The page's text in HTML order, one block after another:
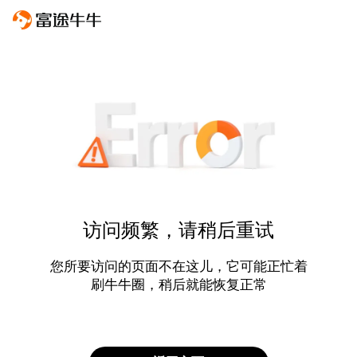
访问频繁，请稍后重试
您所要访问的页面不在这儿，它可能正忙着
刷牛牛圈，稍后就能恢复正常